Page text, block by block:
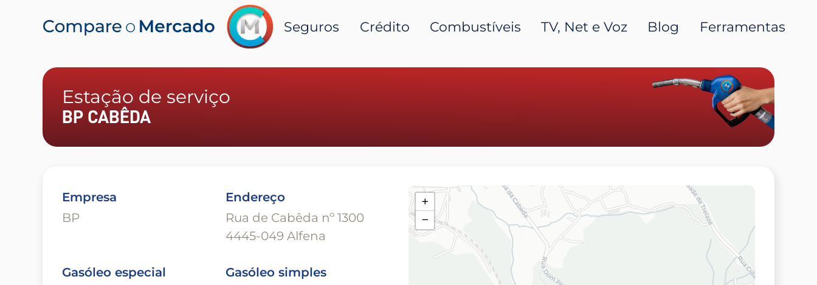
Seguros Crédito Combustíveis TV, Net e Voz Blog Ferramentas
Estação de serviço
BP CABÊDA
Empresa
BP
Endereço
Rua de Cabêda nº 1300
4445-049 Alfena
Gasóleo especial
Gasóleo simples
+
−